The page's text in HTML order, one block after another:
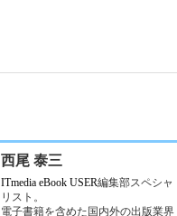
西尾 泰三
ITmedia eBook USER編集部スペシャ
リスト。
電子書籍を含めた国内外の出版業界